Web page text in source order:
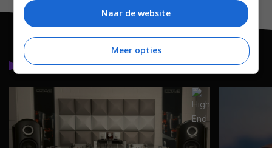
Lees meer
Naar de website
Meer opties